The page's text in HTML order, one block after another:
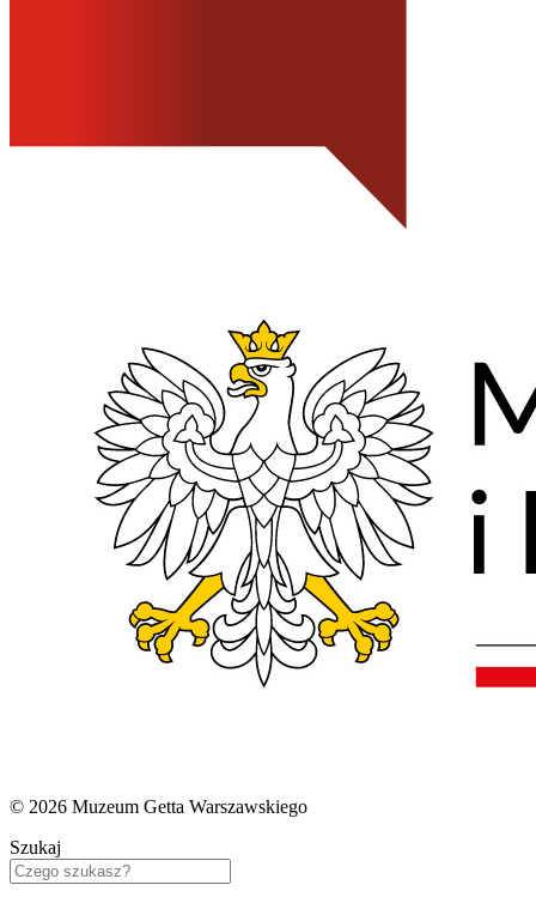
© 2026 Muzeum Getta Warszawskiego
Szukaj